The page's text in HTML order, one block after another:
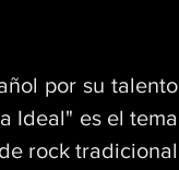
por su talento
Ideal" es el tema
rock tradicional